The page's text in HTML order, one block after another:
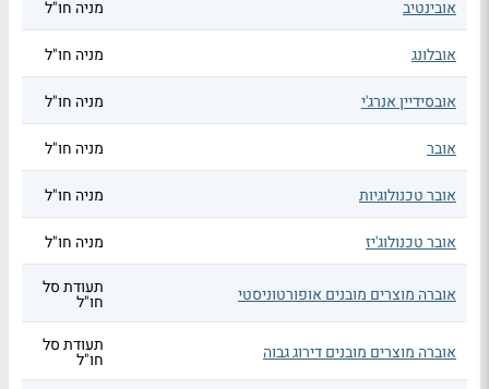
אובינטיב מניה חו"ל
אובלונג מניה חו"ל
אובסידיין אנרג'י מניה חו"ל
אובר מניה חו"ל
אובר טכנולוגיות מניה חו"ל
אובר טכנולוג'יז מניה חו"ל
אוברה מוצרים מובנים אופורטוניסטי תעודת סל
חו"ל
אוברה מוצרים מובנים דירוג גבוה תעודת סל
חו"ל